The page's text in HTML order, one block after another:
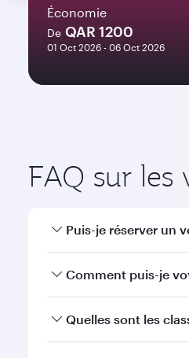
Économie
De QAR 1200
01 Oct 2026 - 06 Oct 2026
FAQ sur les
Puis-je réserver un
Oui, Qatar Airways
Comment puis-je
Vous pouvez voyager
Quelles sont les